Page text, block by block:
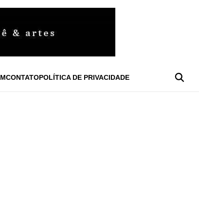
CONTATOPOLÍTICA DE PRIVACIDADE